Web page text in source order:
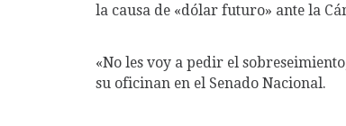
la causa de «dólar futuro» ante la
«No les voy a pedir el
su oficinan en el Senado Nacional.